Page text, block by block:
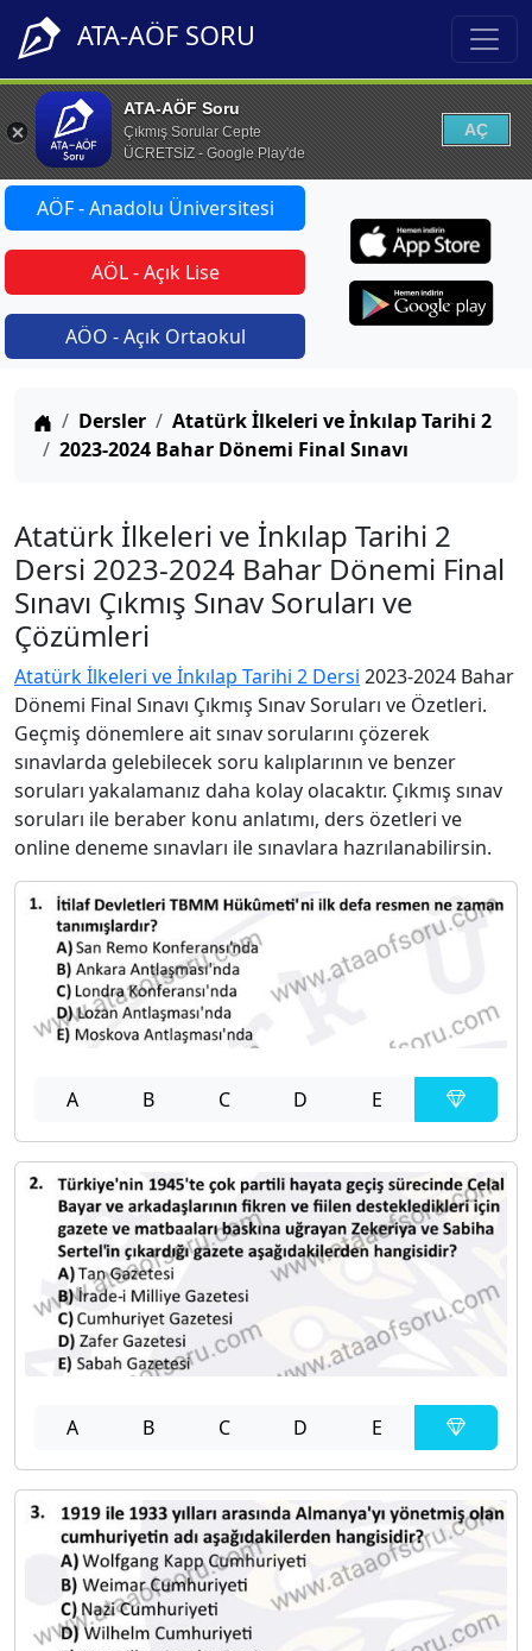
ATA-AÖF SORU
ATA-AÖF Soru
Çıkmış Sorular Cepte
ÜCRETSİZ - Google Play'de
AÇ
AÖF - Anadolu Üniversitesi
AÖL - Açık Lise
AÖO - Açık Ortaokul
Anasayfa
Dersler
Atatürk İlkeleri ve İnkılap Tarihi 2
2023-2024 Bahar Dönemi Final Sınavı
Atatürk İlkeleri ve İnkılap Tarihi 2
Dersi 2023-2024 Bahar Dönemi Final
Sınavı Çıkmış Sınav Soruları ve
Çözümleri
Atatürk İlkeleri ve İnkılap Tarihi 2 Dersi 2023-2024 Bahar
Dönemi Final Sınavı Çıkmış Sınav Soruları ve Özetleri.
Geçmiş dönemlere ait sınav sorularını çözerek
sınavlarda gelebilecek soru kalıplarının ve benzer
soruları yakalamanız daha kolay olacaktır. Çıkmış sınav
soruları ile beraber konu anlatımı, ders özetleri ve
online deneme sınavları ile sınavlara hazrılanabilirsin.
A B C D E
A B C D E